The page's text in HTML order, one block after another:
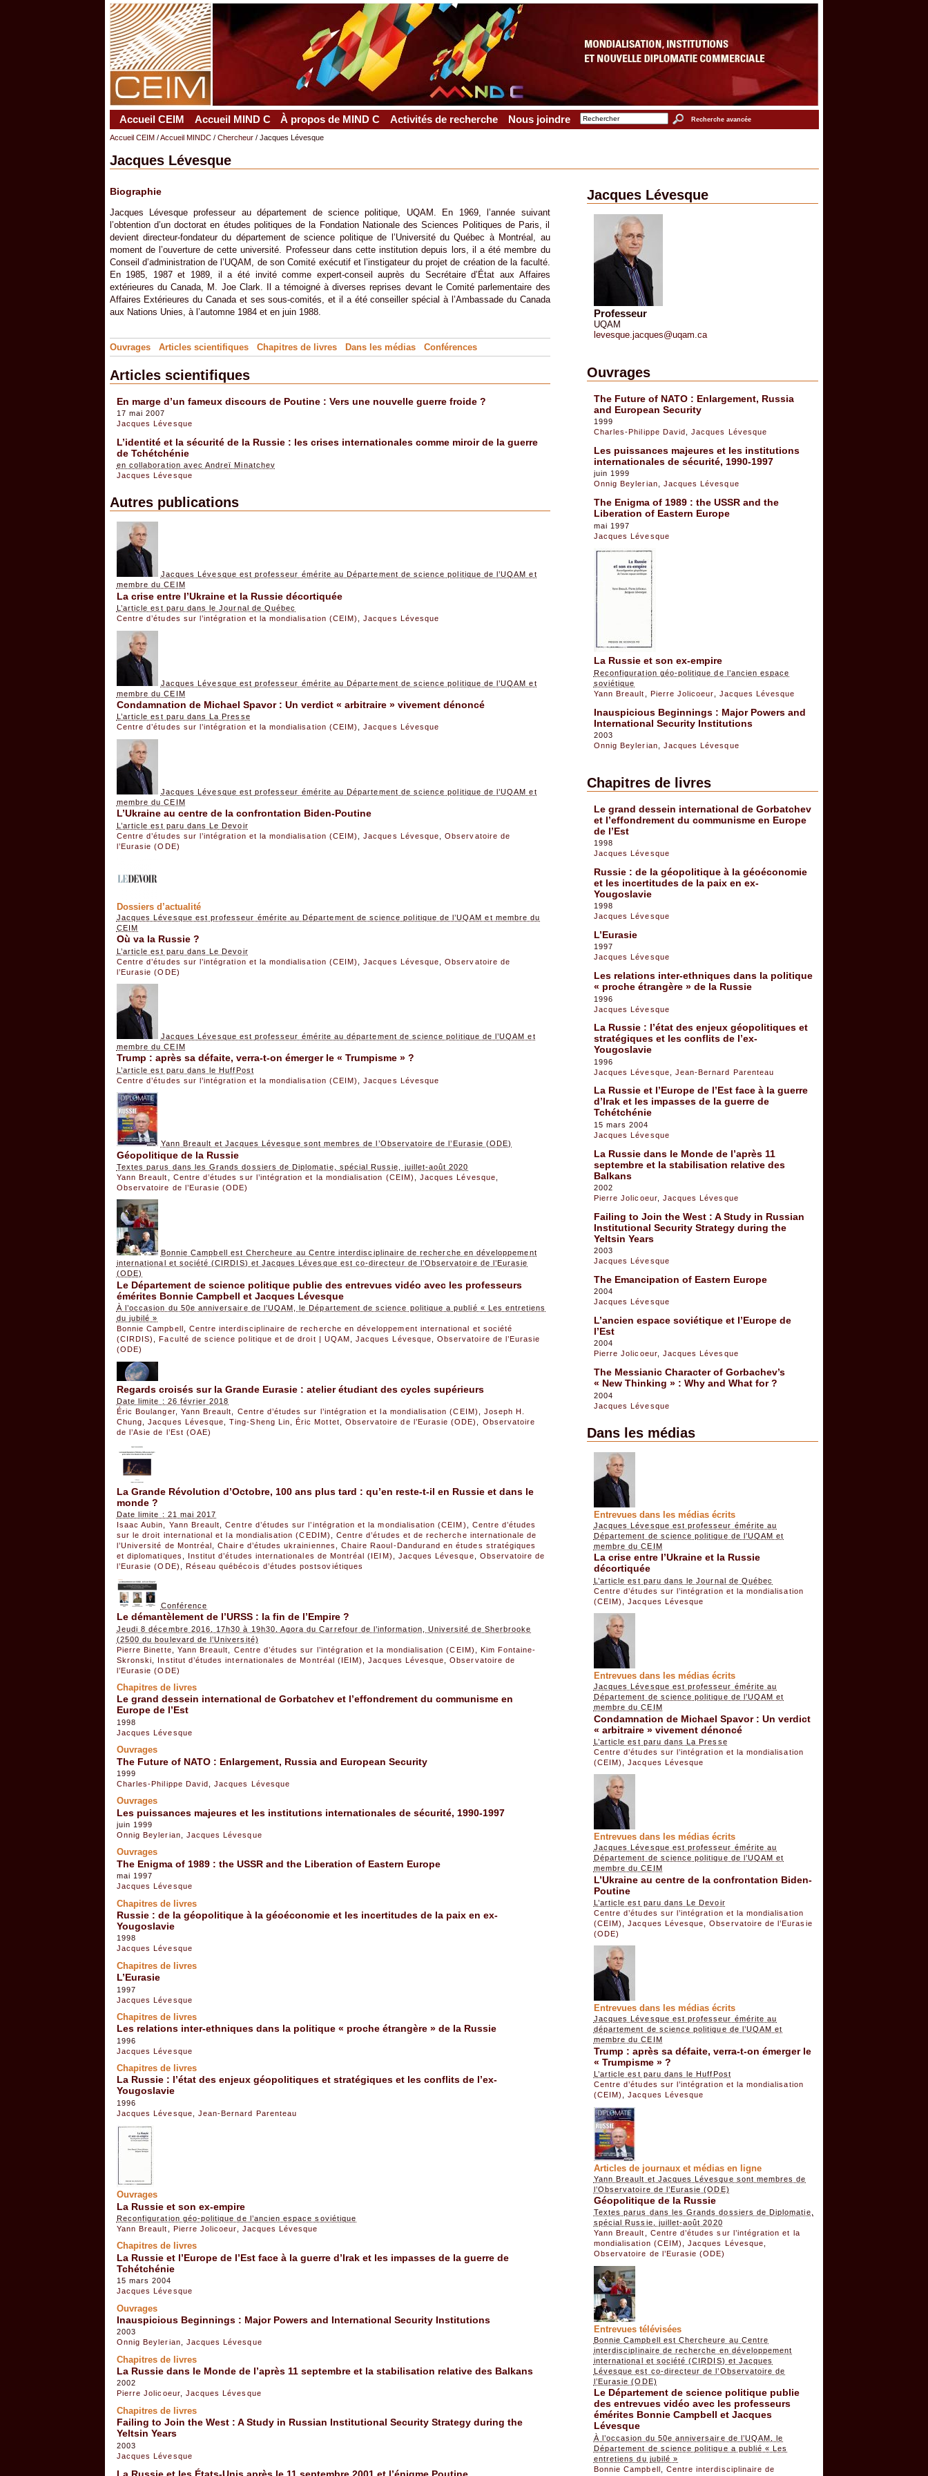
Accueil CEIM Accueil MIND C À propos de MIND C Activités de recherche Nous joindre Recherche avancée
Accueil CEIM/Accueil MINDC/ Chercheur/ Jacques Lévesque
Jacques Lévesque
Biographie
Jacques Lévesque professeur au département de science politique, UQAM. En 1969, l’année suivant
l’obtention d’un doctorat en études politiques de la Fondation Nationale des Sciences Politiques de Paris, il
devient directeur-fondateur du département de science politique de l’Université du Québec à Montréal, au
moment de l’ouverture de cette université. Professeur dans cette institution depuis lors, il a été membre du
Conseil d’administration de l’UQAM, de son Comité exécutif et l’instigateur du projet de création de la faculté.
En 1985, 1987 et 1989, il a été invité comme expert-conseil auprès du Secrétaire d’État aux Affaires
extérieures du Canada, M. Joe Clark. Il a témoigné à diverses reprises devant le Comité parlementaire des
Affaires Extérieures du Canada et ses sous-comités, et il a été conseiller spécial à l’Ambassade du Canada
aux Nations Unies, à l’automne 1984 et en juin 1988.
Ouvrages Articles scientifiques Chapitres de livres Dans les médias Conférences
Articles scientifiques
En marge d’un fameux discours de Poutine : Vers une nouvelle guerre froide ?
17 mai 2007
Jacques Lévesque
L’identité et la sécurité de la Russie : les crises internationales comme miroir de la guerre
de Tchétchénie
en collaboration avec Andreï Minatchev
Jacques Lévesque
Autres publications
Jacques Lévesque est professeur émérite au Département de science politique de l’UQAM et
membre du CEIM
La crise entre l’Ukraine et la Russie décortiquée
L’article est paru dans le Journal de Québec
Centre d’études sur l’intégration et la mondialisation (CEIM)
,Jacques Lévesque
Jacques Lévesque est professeur émérite au Département de science politique de l’UQAM et
membre du CEIM
Condamnation de Michael Spavor : Un verdict « arbitraire » vivement dénoncé
L’article est paru dans La Presse
Centre d’études sur l’intégration et la mondialisation (CEIM)
,Jacques Lévesque
Jacques Lévesque est professeur émérite au Département de science politique de l’UQAM et
membre du CEIM
L’Ukraine au centre de la confrontation Biden-Poutine
L’article est paru dans Le Devoir
Centre d’études sur l’intégration et la mondialisation (CEIM)
,Jacques Lévesque ,Observatoire de
l’Eurasie (ODE)
Dossiers d’actualité
Jacques Lévesque est professeur émérite au Département de science politique de l’UQAM et membre du
CEIM
Où va la Russie ?
L’article est paru dans Le Devoir
Centre d’études sur l’intégration et la mondialisation (CEIM)
,Jacques Lévesque ,Observatoire de
l’Eurasie (ODE)
Jacques Lévesque est professeur émérite au département de science politique de l’UQAM et
membre du CEIM
Trump : après sa défaite, verra-t-on émerger le « Trumpisme » ?
L’article est paru dans le HuffPost
Centre d’études sur l’intégration et la mondialisation (CEIM)
,Jacques Lévesque
Yann Breault et Jacques Lévesque sont membres de l’Observatoire de l’Eurasie (ODE)
Géopolitique de la Russie
Textes parus dans les Grands dossiers de Diplomatie, spécial Russie, juillet-août 2020
Yann Breault
Centre d’études sur l’intégration et la mondialisation (CEIM) Jacques Lévesque
Observatoire de l’Eurasie (ODE)
Bonnie Campbell est Chercheure au Centre interdisciplinaire de recherche en développement
international et société (CIRDIS) et Jacques Lévesque est co-directeur de l’Observatoire de l’Eurasie
(ODE)
Le Département de science politique publie des entrevues vidéo avec les professeurs
émérites Bonnie Campbell et Jacques Lévesque
À l’occasion du 50e anniversaire de l’UQAM, le Département de science politique a publié « Les entretiens
du jubilé »
Bonnie Campbell
Centre interdisciplinaire de recherche en développement international et société
(CIRDIS)
,Faculté de science politique et de droit | UQAM ,Jacques Lévesque ,Observatoire de l’Eurasie
(ODE)
Regards croisés sur la Grande Eurasie : atelier étudiant des cycles supérieurs
Date limite : 26 février 2018
Éric Boulanger, Yann Breault Centre d’études sur l’intégration et la mondialisation (CEIM)
Joseph H.
Chung ,Jacques Lévesque ,Ting-Sheng Lin Éric Mottet Observatoire de l’Eurasie (ODE)
Observatoire
de l’Asie de l’Est (OAE)
La Grande Révolution d’Octobre, 100 ans plus tard : qu’en reste-t-il en Russie et dans le
monde ?
Date limite : 21 mai 2017
Isaac Aubin, Yann Breault,Centre d’études sur l’intégration et la mondialisation (CEIM) , Centre d’études
sur le droit international et la mondialisation (CEDIM) , Centre d’études et de recherche internationale de
l’Université de Montréal ,Chaire d’études ukrainiennes , Chaire Raoul-Dandurand en études stratégiques
et diplomatiques , Institut d’études internationales de Montréal (IEIM) , Jacques Lévesque, Observatoire de
l’Eurasie (ODE) , Réseau québécois d’études postsoviétiques
Conférence
Le démantèlement de l’URSS : la fin de l’Empire ?
Jeudi 8 décembre 2016, 17h30 à 19h30, Agora du Carrefour de l’information, Université de Sherbrooke
(2500 du boulevard de l’Université)
Pierre Binette
Yann Breault Centre d’études sur l’intégration et la mondialisation (CEIM)
Kim Fontaine-
Skronski
Institut d’études internationales de Montréal (IEIM) ,Jacques Lévesque ,Observatoire de
l’Eurasie (ODE)
Chapitres de livres
Le grand dessein international de Gorbatchev et l’effondrement du communisme en
Europe de l’Est
1998
Jacques Lévesque
Ouvrages
The Future of NATO : Enlargement, Russia and European Security
1999
Charles-Philippe David ,Jacques Lévesque
Ouvrages
Les puissances majeures et les institutions internationales de sécurité, 1990-1997
juin 1999
Onnig Beylerian
Jacques Lévesque
Ouvrages
The Enigma of 1989 : the USSR and the Liberation of Eastern Europe
mai 1997
Jacques Lévesque
Chapitres de livres
Russie : de la géopolitique à la géoéconomie et les incertitudes de la paix en ex-
Yougoslavie
1998
Jacques Lévesque
Chapitres de livres
L’Eurasie
1997
Jacques Lévesque
Chapitres de livres
Les relations inter-ethniques dans la politique « proche étrangère » de la Russie
1996
Jacques Lévesque
Chapitres de livres
La Russie : l’état des enjeux géopolitiques et stratégiques et les conflits de l’ex-
Yougoslavie
1996
Jacques Lévesque
Jean-Bernard Parenteau
Ouvrages
La Russie et son ex-empire
Reconfiguration géo-politique de l’ancien espace soviétique
Yann Breault
Pierre Jolicoeur Jacques Lévesque
Chapitres de livres
La Russie et l’Europe de l’Est face à la guerre d’Irak et les impasses de la guerre de
Tchétchénie
15 mars 2004
Jacques Lévesque
Ouvrages
Inauspicious Beginnings : Major Powers and International Security Institutions
2003
Onnig Beylerian
Jacques Lévesque
Chapitres de livres
La Russie dans le Monde de l’après 11 septembre et la stabilisation relative des Balkans
2002
Pierre Jolicoeur, Jacques Lévesque
Chapitres de livres
Failing to Join the West : A Study in Russian Institutional Security Strategy during the
Yeltsin Years
2003
Jacques Lévesque
Jacques Lévesque
Professeur
UQAM
levesque.jacques@uqam.ca
Ouvrages
The Future of NATO : Enlargement, Russia
and European Security
1999
Charles-Philippe David
,Jacques Lévesque
Les puissances majeures et les institutions
internationales de sécurité, 1990-1997
juin 1999
Onnig Beylerian, Jacques Lévesque
The Enigma of 1989 : the USSR and the
Liberation of Eastern Europe
mai 1997
Jacques Lévesque
La Russie et son ex-empire
Reconfiguration géo-politique de l’ancien espace
soviétique
Yann Breault
Pierre Jolicoeur Jacques Lévesque
Inauspicious Beginnings : Major Powers and
International Security Institutions
2003
Onnig Beylerian
Jacques Lévesque
Chapitres de livres
Le grand dessein international de Gorbatchev
et l’effondrement du communisme en Europe
de l’Est
1998
Jacques Lévesque
Russie : de la géopolitique à la géoéconomie
et les incertitudes de la paix en ex-
Yougoslavie
1998
Jacques Lévesque
L’Eurasie
1997
Jacques Lévesque
Les relations inter-ethniques dans la politique
« proche étrangère » de la Russie
1996
Jacques Lévesque
La Russie : l’état des enjeux géopolitiques et
stratégiques et les conflits de l’ex-
Yougoslavie
1996
Jacques Lévesque
Jean-Bernard Parenteau
La Russie et l’Europe de l’Est face à la guerre
d’Irak et les impasses de la guerre de
Tchétchénie
15 mars 2004
Jacques Lévesque
La Russie dans le Monde de l’après 11
septembre et la stabilisation relative des
Balkans
2002
Pierre Jolicoeur, Jacques Lévesque
Failing to Join the West : A Study in Russian
Institutional Security Strategy during the
Yeltsin Years
2003
Jacques Lévesque
The Emancipation of Eastern Europe
2004
Jacques Lévesque
L’ancien espace soviétique et l’Europe de
l’Est
2004
Pierre Jolicoeur, Jacques Lévesque
The Messianic Character of Gorbachev’s
« New Thinking » : Why and What for ?
2004
Jacques Lévesque
Dans les médias
Entrevues dans les médias écrits
Jacques Lévesque est professeur émérite au
Département de science politique de l’UQAM et
membre du CEIM
La crise entre l’Ukraine et la Russie
décortiquée
L’article est paru dans le Journal de Québec
Centre d’études sur l’intégration et la mondialisation
(CEIM)
,Jacques Lévesque
Entrevues dans les médias écrits
Jacques Lévesque est professeur émérite au
Département de science politique de l’UQAM et
membre du CEIM
Condamnation de Michael Spavor : Un verdict
« arbitraire » vivement dénoncé
L’article est paru dans La Presse
Centre d’études sur l’intégration et la mondialisation
(CEIM)
,Jacques Lévesque
Entrevues dans les médias écrits
Jacques Lévesque est professeur émérite au
Département de science politique de l’UQAM et
membre du CEIM
L’Ukraine au centre de la confrontation Biden-
Poutine
L’article est paru dans Le Devoir
Centre d’études sur l’intégration et la mondialisation
(CEIM)
,Jacques Lévesque ,Observatoire de l’Eurasie
(ODE)
Entrevues dans les médias écrits
Jacques Lévesque est professeur émérite au
département de science politique de l’UQAM et
membre du CEIM
Trump : après sa défaite, verra-t-on émerger le
« Trumpisme » ?
L’article est paru dans le HuffPost
Centre d’études sur l’intégration et la mondialisation
(CEIM)
,Jacques Lévesque
Articles de journaux et médias en ligne
Yann Breault et Jacques Lévesque sont membres de
l’Observatoire de l’Eurasie (ODE)
Géopolitique de la Russie
Textes parus dans les Grands dossiers de Diplomatie,
spécial Russie, juillet-août 2020
Yann Breault
Centre d’études sur l’intégration et la
mondialisation (CEIM)
,Jacques Lévesque
Observatoire de l’Eurasie (ODE)
Entrevues télévisées
Bonnie Campbell est Chercheure au Centre
interdisciplinaire de recherche en développement
international et société (CIRDIS) et Jacques
Lévesque est co-directeur de l’Observatoire de
l’Eurasie (ODE)
Le Département de science politique publie
des entrevues vidéo avec les professeurs
émérites Bonnie Campbell et Jacques
Lévesque
À l’occasion du 50e anniversaire de l’UQAM, le
Département de science politique a publié « Les
entretiens du jubilé »
Bonnie Campbell
Centre interdisciplinaire de